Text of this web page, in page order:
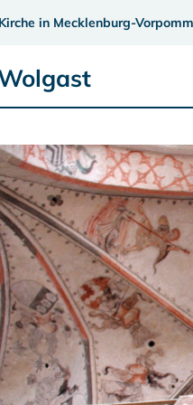
in Mecklenburg-